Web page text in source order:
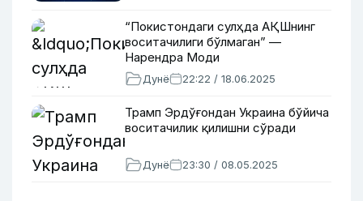
“Покистондаги сулҳда АҚШнинг
воситачилиги бўлмаган” —
Нарендра Моди
Дунё 22:22 / 18.06.2025
Трамп Эрдўғондан Украина бўйича
воситачилик қилишни сўради
Дунё 23:30 / 08.05.2025